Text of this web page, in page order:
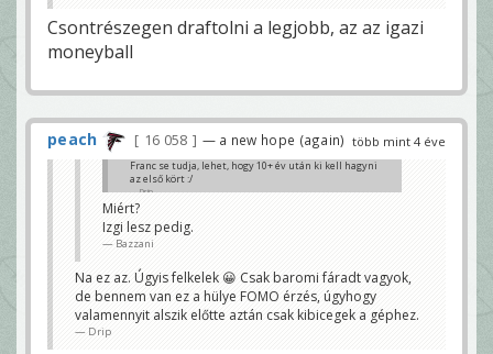
Csontrészegen draftolni a legjobb, az az igazi
moneyball
több mint 4 éve
peach 16 058 — a new hope (again)
Franc se tudja, lehet, hogy 10+ év után ki kell hagyni
az első kört :/
Drip
Miért?
Izgi lesz pedig.
Bazzani
Na ez az. Úgyis felkelek 😀 Csak baromi fáradt vagyok,
de bennem van ez a hülye FOMO érzés, úgyhogy
valamennyit alszik előtte aztán csak kibicegek a géphez.
Drip